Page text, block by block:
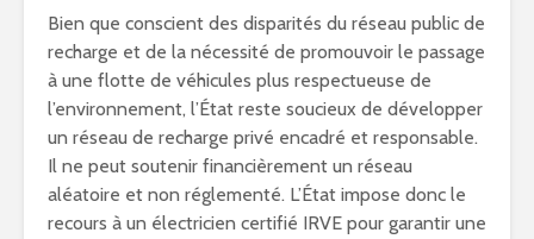
Bien que conscient des disparités du réseau public de
recharge et de la nécessité de promouvoir le passage
à une flotte de véhicules plus respectueuse de
l’environnement, l’État reste soucieux de développer
un réseau de recharge privé encadré et responsable.
Il ne peut soutenir financièrement un réseau
aléatoire et non réglementé. L’État impose donc le
recours à un électricien certifié IRVE pour garantir une